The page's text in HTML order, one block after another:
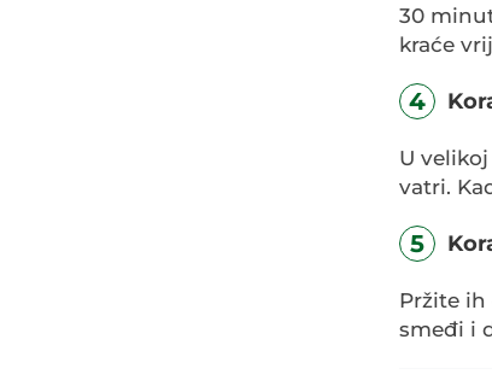
30
kraće
4
U
vatri.
5
Pržite
smeđi i